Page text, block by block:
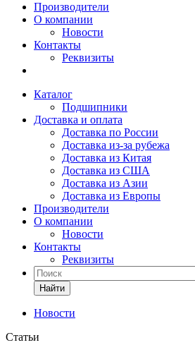
Производители
О компании
Новости
Контакты
Реквизиты
Каталог
Подшипники
Доставка и оплата
Доставка по России
Доставка из-за рубежа
Доставка из Китая
Доставка из США
Доставка из Азии
Доставка из Европы
Производители
О компании
Новости
Контакты
Реквизиты
Найти
Новости
Статьи